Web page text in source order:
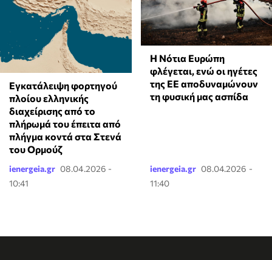
Εγκατάλειψη φορτηγού
πλοίου ελληνικής
διαχείρισης από το
πλήρωμά του έπειτα από
πλήγμα κοντά στα Στενά
του Ορμούζ
ienergeia.gr 08.04.2026 -
10:41
Η Νότια Ευρώπη
φλέγεται, ενώ οι ηγέτες
της ΕΕ αποδυναμώνουν
τη φυσική μας ασπίδα
ienergeia.gr 08.04.2026 -
11:40